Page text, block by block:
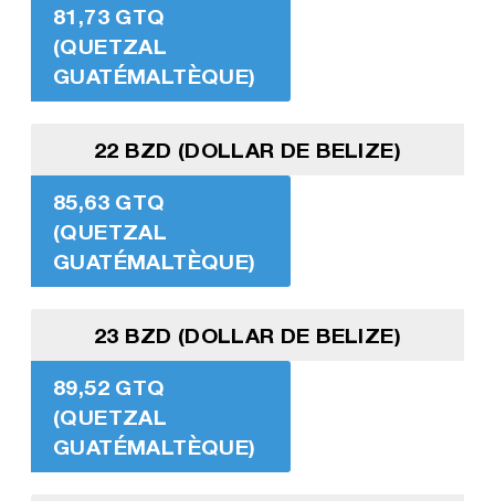
81,73 GTQ
(QUETZAL
GUATÉMALTÈQUE)
22 BZD (DOLLAR DE BELIZE)
85,63 GTQ
(QUETZAL
GUATÉMALTÈQUE)
23 BZD (DOLLAR DE BELIZE)
89,52 GTQ
(QUETZAL
GUATÉMALTÈQUE)